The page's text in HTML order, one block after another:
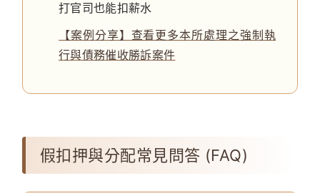
打官司也能扣薪水
【案例分享】查看更多本所處理之強制執
行與債務催收勝訴案件
假扣押與分配常見問答 (FAQ)